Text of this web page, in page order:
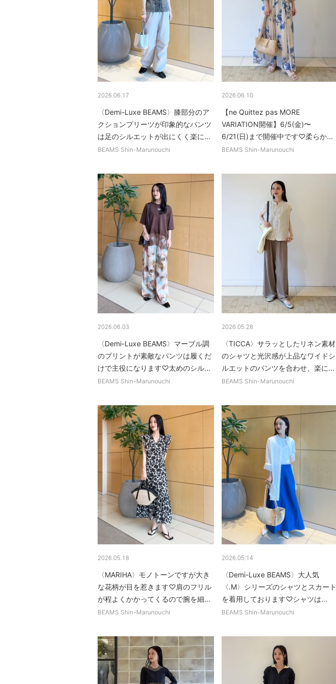
2026.06.17
〈Demi-Luxe BEAMS〉膝部分のア
クションプリーツが印象的なパンツ
は足のシルエットが出にくく楽に...
BEAMS Shin-Marunouchi
2026.06.10
【ne Quittez pas MORE
VARIATION開催】6/5(金)〜
6/21(日)まで開催中です♡柔らか...
BEAMS Shin-Marunouchi
2026.06.03
〈Demi-Luxe BEAMS〉マーブル調
のプリントが素敵なパンツは履くだ
けで主役になります♡太めのシル...
BEAMS Shin-Marunouchi
2026.05.28
〈TICCA〉サラッとしたリネン素材
のシャツと光沢感が上品なワイドシ
ルエットのパンツを合わせ、楽に...
BEAMS Shin-Marunouchi
2026.05.18
〈MARIHA〉モノトーンですが大き
な花柄が目を惹きます♡肩のフリル
が程よくかかってくるので腕を細...
BEAMS Shin-Marunouchi
2026.05.14
〈Demi-Luxe BEAMS〉大人気
〈.M〉シリーズのシャツとスカート
を着用しております♡シャツは...
BEAMS Shin-Marunouchi